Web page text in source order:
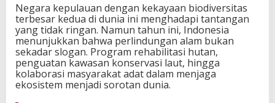
i
a
,
D
a
r
i
H
Negara kepulauan dengan kekayaan biodiversitas
terbesar kedua di dunia ini menghadapi tantangan
yang tidak ringan. Namun tahun ini, Indonesia
menunjukkan bahwa perlindungan alam bukan
sekadar slogan. Program rehabilitasi hutan,
penguatan kawasan konservasi laut, hingga
kolaborasi masyarakat adat dalam menjaga
ekosistem menjadi sorotan dunia.